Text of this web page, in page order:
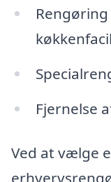
Fjernelse
Ved at vælge